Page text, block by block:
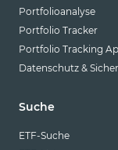
Portfolioanalyse
Portfolio Tracker
Portfolio Tracking
Datenschutz &
Suche
ETF-Suche